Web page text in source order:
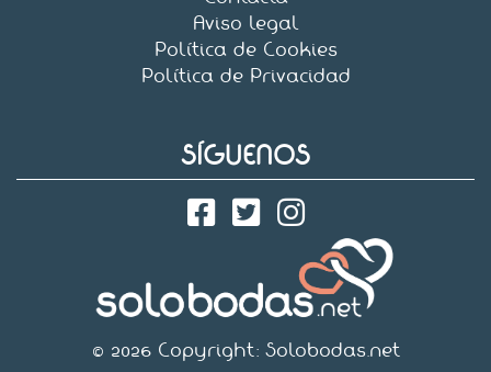
Aviso legal
Política de Cookies
Política de Privacidad
SÍGUENOS
© 2026 Copyright: Solobodas.net